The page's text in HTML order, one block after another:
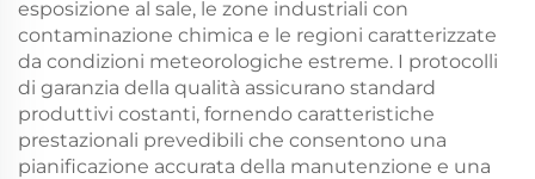
esposizione al sale, le zone industriali con
contaminazione chimica e le regioni caratterizzate
da condizioni meteorologiche estreme. I protocolli
di garanzia della qualità assicurano standard
produttivi costanti, fornendo caratteristiche
prestazionali prevedibili che consentono una
pianificazione accurata della manutenzione e una